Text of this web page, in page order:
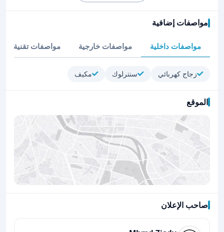
مواصفات إضافية
مواصفات داخلية مواصفات خارجية مواصفات تقنية
زجاج كهربائي سنترلوك مكيف
الموقع
صاحب الإعلان